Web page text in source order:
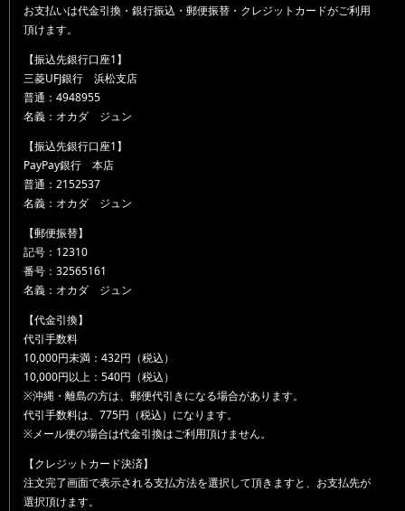
お支払いは代金引換・銀行振込・郵便振替・クレジットカードがご利用
頂けます。
【振込先銀行口座1】
三菱UFJ銀行 浜松支店
普通：4948955
名義：オカダ ジュン
【振込先銀行口座1】
PayPay銀行 本店
普通：2152537
名義：オカダ ジュン
【郵便振替】
記号：12310
番号：32565161
名義：オカダ ジュン
【代金引換】
代引手数料
10,000円未満：432円（税込）
10,000円以上：540円（税込）
※沖縄・離島の方は、郵便代引きになる場合があります。
代引手数料は、775円（税込）になります。
※メール便の場合は代金引換はご利用頂けません。
【クレジットカード決済】
注文完了画面で表示される支払方法を選択して頂きますと、お支払先が
選択頂けます。